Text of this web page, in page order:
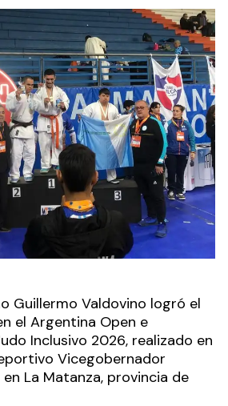
Guillermo Valdovino logró el
el Argentina Open e
Inclusivo 2026, realizado en
Vicegobernador
La Matanza, provincia de